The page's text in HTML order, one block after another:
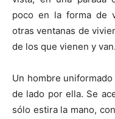
poco en la forma de
otras ventanas de
de los que vienen y van.
Un hombre
de lado por ella. Se
sólo estira la mano,